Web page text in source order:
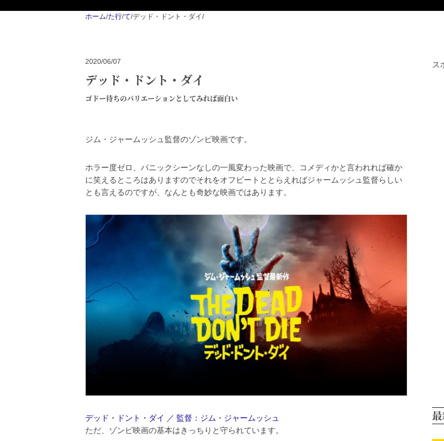
ホーム/た行/て/デッド・ドント・ダイ/
2020/06/07
デッド・ドント・ダイ
ゴドー待ちのバリエーションとしてみれば面白い
ジム・ジャームッシュ監督のゾンビ映画です。
ホラー度ゼロ、パニックシーンなしの一風変わった映画で、コメディかと言われれば確か
に笑えるところはありますのでそれをオフビートととらえればジャームッシュ監督らしい
とも言えるのですが、なんとも奇妙な映画ではあります。
デッド・ドント・ダイ ／ 監督：ジム・ジャームッシュ
ただ、ゾンビ映画の基本はきっちりと守られています。
ス